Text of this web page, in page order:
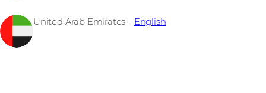
United Arab Emirates – English